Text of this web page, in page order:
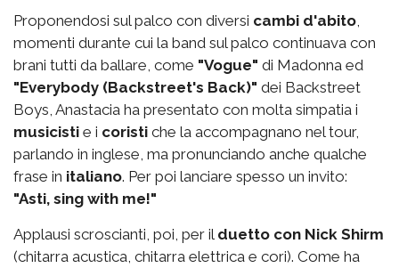
Proponendosi sul palco con diversi cambi d'abito
momenti durante cui la band sul palco continuava con
brani tutti da ballare, come "Vogue" di Madonna ed
"Everybody (Backstreet's Back)" dei Backstreet
Boys, Anastacia ha presentato con molta simpatia i
musicisti e i coristi che la accompagnano nel tour,
parlando in inglese, ma pronunciando anche qualche
frase in italiano. Per poi lanciare spesso un invito:
"Asti, sing with me!"
Applausi scroscianti, poi, per il duetto con Nick Shirm
(chitarra acustica, chitarra elettrica e cori). Come ha